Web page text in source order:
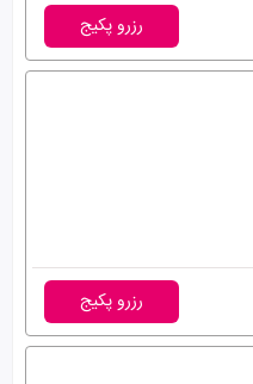
رزرو پکیج
رزرو پکیج